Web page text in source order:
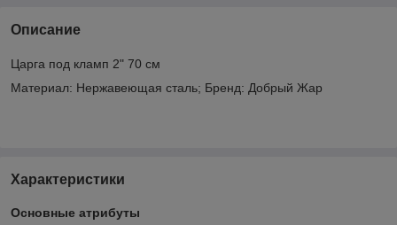
Описание
Царга под кламп 2" 70 см
Материал: Нержавеющая сталь; Бренд: Добрый Жар
Характеристики
Основные атрибуты